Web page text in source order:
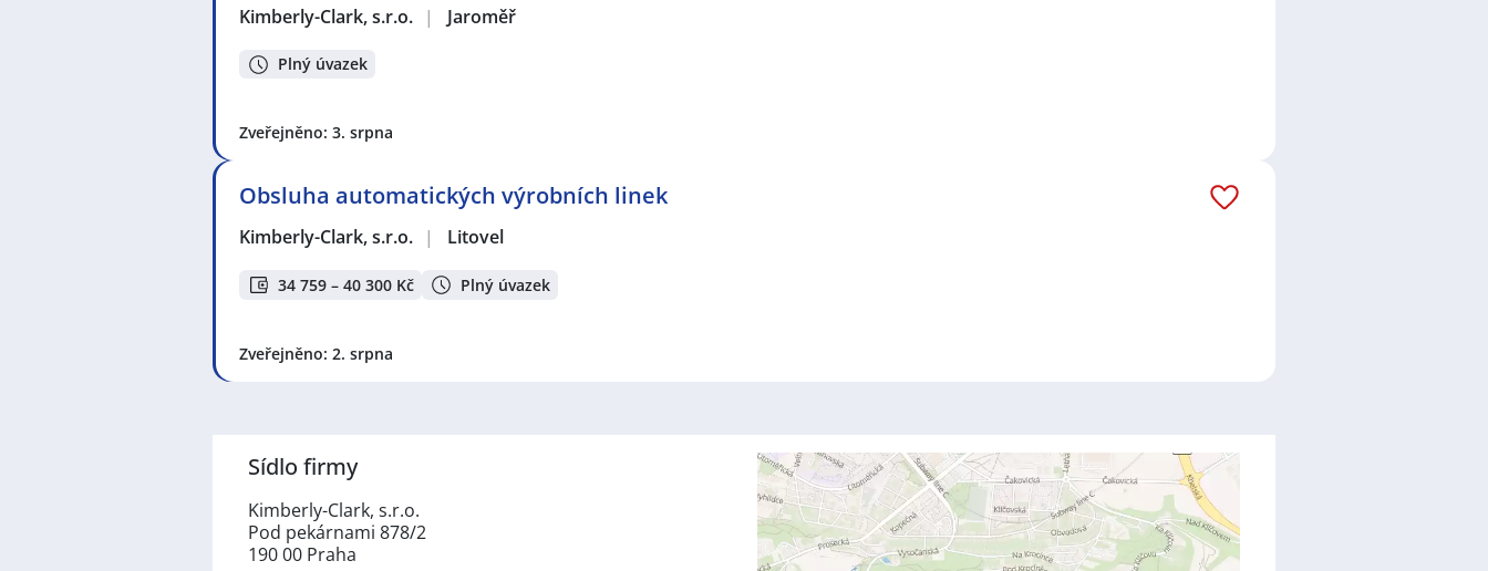
Kimberly-Clark, s.r.o. | Jaroměř
Plný úvazek
Zveřejněno: 3. srpna
Obsluha automatických výrobních linek
Kimberly-Clark, s.r.o. | Litovel
34 759 – 40 300 Kč Plný úvazek
Zveřejněno: 2. srpna
Sídlo firmy
Kimberly-Clark, s.r.o.
Pod pekárnami 878/2
190 00 Praha